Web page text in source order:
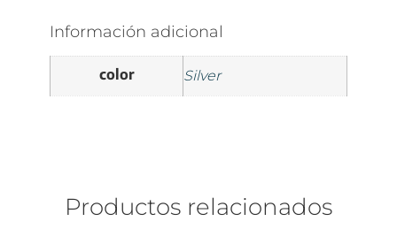
Información adicional
color Silver
Productos relacionados